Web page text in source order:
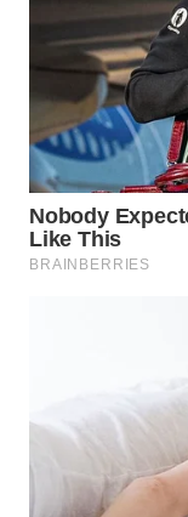
TAPANULI
UTARA
WN
SAMOSIR
WN
PADANG
LAWAS
WN